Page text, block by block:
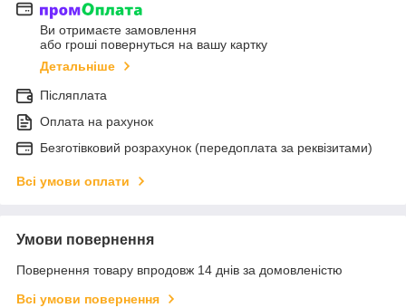
Ви отримаєте замовлення
або гроші повернуться на вашу картку
Детальніше
Післяплата
Оплата на рахунок
Безготівковий розрахунок (передоплата за реквізитами)
Всі умови оплати
Умови повернення
Повернення товару впродовж 14 днів за домовленістю
Всі умови повернення